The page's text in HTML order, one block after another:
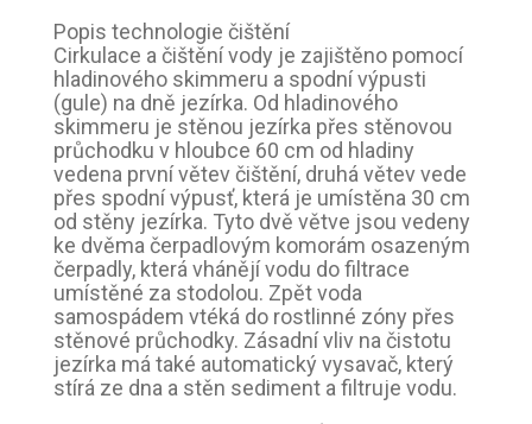
Popis technologie čištění
Cirkulace a čištění vody je zajištěno pomocí
hladinového skimmeru a spodní výpusti
(gule) na dně jezírka. Od hladinového
skimmeru je stěnou jezírka přes stěnovou
průchodku v hloubce 60 cm od hladiny
vedena první větev čištění, druhá větev vede
přes spodní výpusť, která je umístěna 30 cm
od stěny jezírka. Tyto dvě větve jsou vedeny
ke dvěma čerpadlovým komorám osazeným
čerpadly, která vhánějí vodu do filtrace
umístěné za stodolou. Zpět voda
samospádem vtéká do rostlinné zóny přes
stěnové průchodky. Zásadní vliv na čistotu
jezírka má také automatický vysavač, který
stírá ze dna a stěn sediment a filtruje vodu.